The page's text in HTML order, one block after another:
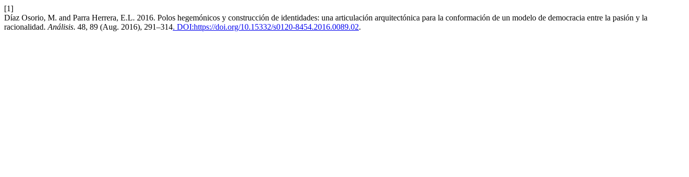
[1]
Díaz Osorio, M. and Parra Herrera, E.L. 2016. Polos hegemónicos y construcción de identidades: una articulación arquitectónica para la conformación de un modelo de democracia entre la pasión y la
racionalidad. Análisis. 48, 89 (Aug. 2016), 291–314. DOI:https://doi.org/10.15332/s0120-8454.2016.0089.02.